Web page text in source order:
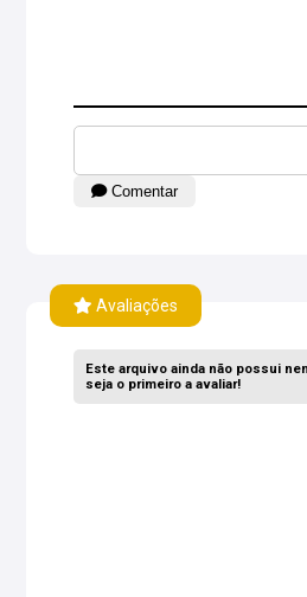
Comentar
Avaliações
Este arquivo ainda não possui
seja o primeiro a avaliar!